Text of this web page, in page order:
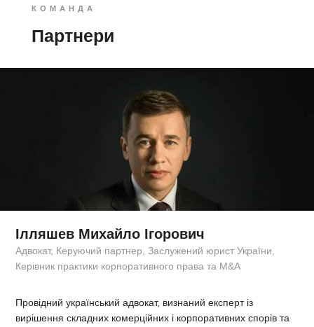
КОМАНДА
Партнери
Ілляшев Михайло Ігорович
Адвокат, Керуючий партнер, Заслужений юрист України,
Керівник практики корпоративного права та M&A
Провідний український адвокат, визнаний експерт із
вирішення складних комерційних і корпоративних спорів та